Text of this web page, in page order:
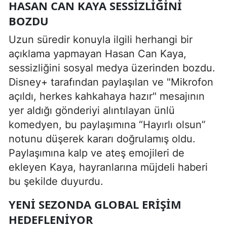
HASAN CAN KAYA SESSIZLIĞINI
BOZDU
Uzun süredir konuyla ilgili herhangi bir
açıklama yapmayan Hasan Can Kaya,
sessizliğini sosyal medya üzerinden bozdu.
Disney+ tarafından paylaşılan ve "Mikrofon
açıldı, herkes kahkahaya hazır" mesajının
yer aldığı gönderiyi alıntılayan ünlü
komedyen, bu paylaşımına “Hayırlı olsun”
notunu düşerek kararı doğrulamış oldu.
Paylaşımına kalp ve ateş emojileri de
ekleyen Kaya, hayranlarına müjdeli haberi
bu şekilde duyurdu.
YENI SEZONDA GLOBAL ERIŞIM
HEDEFLENIYOR